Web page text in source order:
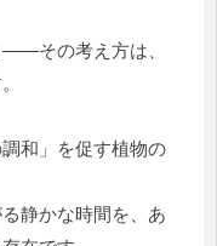
その考え方は、
和」を促す植物の
静かな時間を、あ